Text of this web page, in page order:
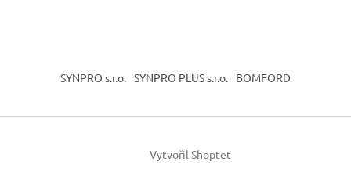
SYNPRO s.r.o. SYNPRO PLUS s.r.o. BOMFORD
Vytvořil Shoptet